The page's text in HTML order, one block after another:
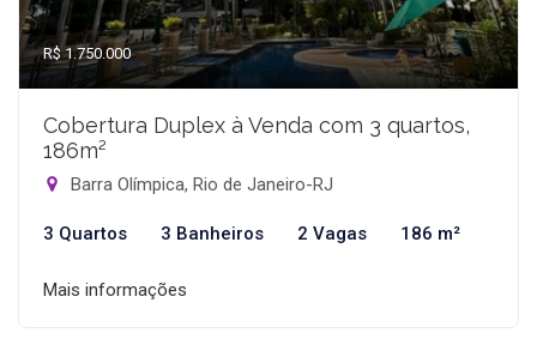
R$ 1.750.000
Cobertura Duplex à Venda com 3 quartos,
186m²
Barra Olímpica, Rio de Janeiro-RJ
3 Quartos 3 Banheiros 2 Vagas 186 m²
Mais informações